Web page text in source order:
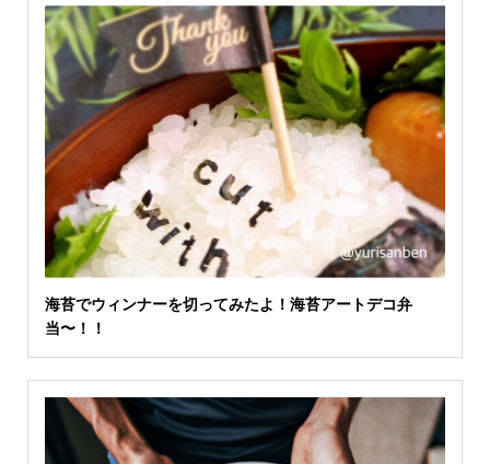
海苔でウィンナーを切ってみたよ！海苔アートデコ弁
当〜！！